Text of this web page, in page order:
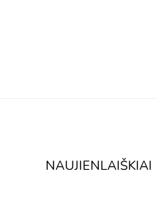
NAUJIENLAIŠKIAI